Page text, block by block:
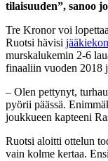
tilaisuuden”, sanoo
Tre Kronor voi
Ruotsi hävisi
murskalukemin 2-6
finaaliin vuoden 2018
– Olen pettynyt,
pyörii päässä.
joukkueen kapteeni
Ruotsi aloitti ottelun
vain kolme kertaa.